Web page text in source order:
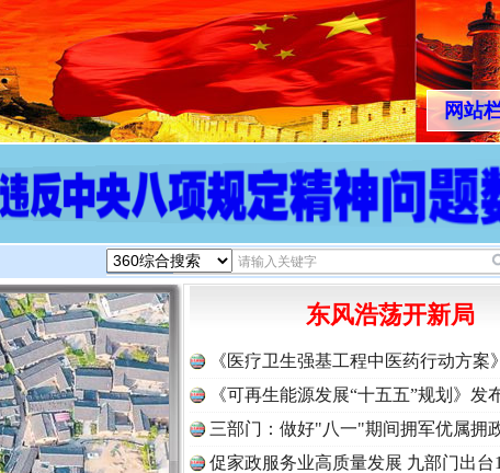
网站
东风浩荡开新局
《医疗卫生强基工程中医药行动方案
《可再生能源发展“十五五”规划》发
三部门：做好"八一"期间拥军优属拥
促家政服务业高质量发展 九部门出台